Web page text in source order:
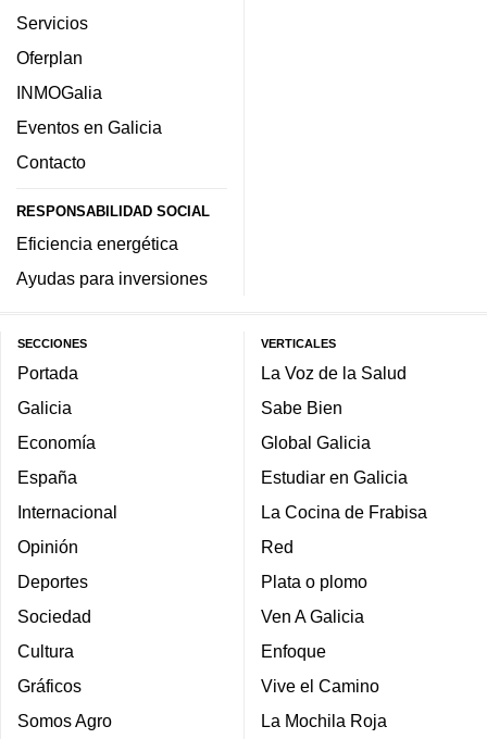
Servicios
Oferplan
INMOGalia
Eventos en Galicia
Contacto
RESPONSABILIDAD SOCIAL
Eficiencia energética
Ayudas para inversiones
SECCIONES
Portada
Galicia
Economía
España
Internacional
Opinión
Deportes
Sociedad
Cultura
Gráficos
Somos Agro
VERTICALES
La Voz de la Salud
Sabe Bien
Global Galicia
Estudiar en Galicia
La Cocina de Frabisa
Red
Plata o plomo
Ven A Galicia
Enfoque
Vive el Camino
La Mochila Roja